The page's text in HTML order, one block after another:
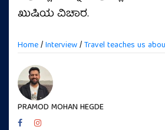
ಖುಷಿಯ ವಿಚಾರ.
Home/Interview/Travel teaches us
PRAMOD MOHAN HEGDE